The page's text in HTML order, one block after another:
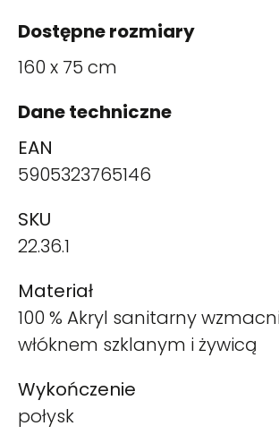
Dostępne rozmiary
160 x 75 cm
Dane techniczne
EAN
5905323765146
SKU
22.36.1
Materiał
100 % Akryl sanitarny
włóknem szklanym i żywicą
Wykończenie
połysk